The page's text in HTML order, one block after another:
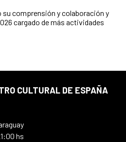
su comprensión y colaboración y
cargado de más actividades
CULTURAL DE ESPAÑA
hs